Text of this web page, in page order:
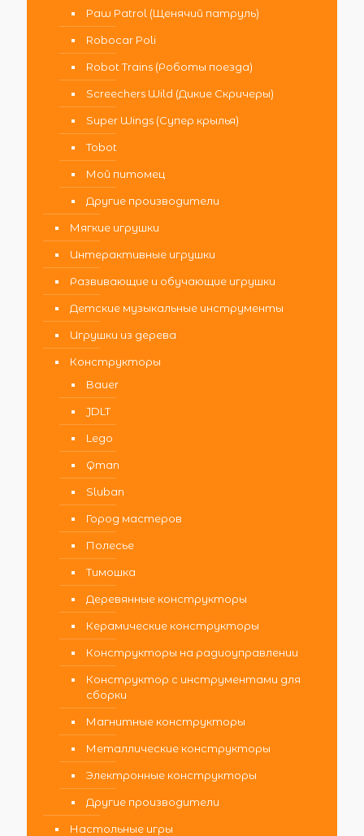
Paw Patrol (Щенячий патруль)
Robocar Poli
Robot Trains (Роботы поезда)
Screechers Wild (Дикие Скричеры)
Super Wings (Супер крылья)
Tobot
Мой питомец
Другие производители
Мягкие игрушки
Интерактивные игрушки
Развивающие и обучающие игрушки
Детские музыкальные инструменты
Игрушки из дерева
Конструкторы
Bauer
JDLT
Lego
Qman
Sluban
Город мастеров
Полесье
Тимошка
Деревянные конструкторы
Керамические конструкторы
Конструкторы на радиоуправлении
Конструктор с инструментами для
сборки
Магнитные конструкторы
Металлические конструкторы
Электронные конструкторы
Другие производители
Настольные игры